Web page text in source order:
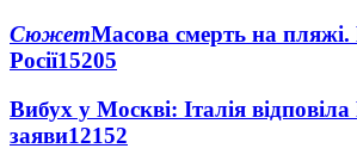
СюжетМасова смерть на
Росії15205
Вибух у Москві: Італія відповіла
заяви12152